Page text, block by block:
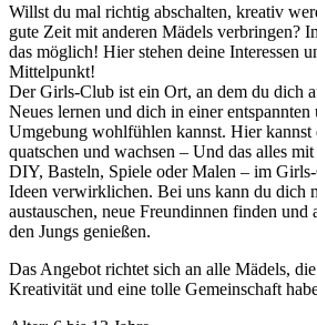
Willst du mal richtig abschalten, kreativ
gute Zeit mit anderen Mädels verbringen?
das möglich! Hier stehen deine Interessen
Mittelpunkt!
Der Girls-Club ist ein Ort, an dem du dich
Neues lernen und dich in einer entspannten
Umgebung wohlfühlen kannst. Hier kannst
quatschen und wachsen – Und das alles
DIY, Basteln, Spiele oder Malen – im
Ideen verwirklichen. Bei uns kann du dich
austauschen, neue Freundinnen finden
den Jungs genießen.
Das Angebot richtet sich an alle Mädels,
Kreativität und eine tolle Gemeinschaft